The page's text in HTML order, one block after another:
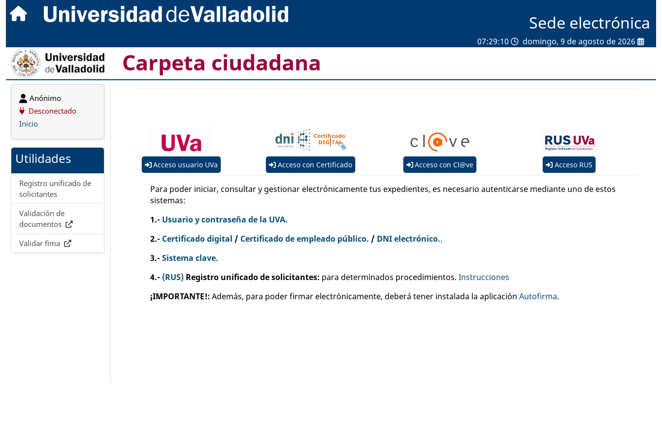
Sede electrónica
07:29:10 domingo, 9 de agosto de 2026
Carpeta ciudadana
Anónimo
Desconectado
Inicio
Utilidades
Registro unificado de
solicitantes
Validación de
documentos
Validar fima
Acceso usuario UVa Acceso con Certificado Acceso con Cl@ve Acceso RUS
Para poder iniciar, consultar y gestionar electrónicamente tus expedientes, es necesario autenticarse mediante uno de estos
sistemas:
1.- Usuario y contraseña de la UVA.
2.- Certificado digital / Certificado de empleado público. / DNI electrónico..
3.- Sistema clave.
4.- (RUS) Registro unificado de solicitantes: para determinados procedimientos. Instrucciones
¡IMPORTANTE!: Además, para poder firmar electrónicamente, deberá tener instalada la aplicación Autofirma.